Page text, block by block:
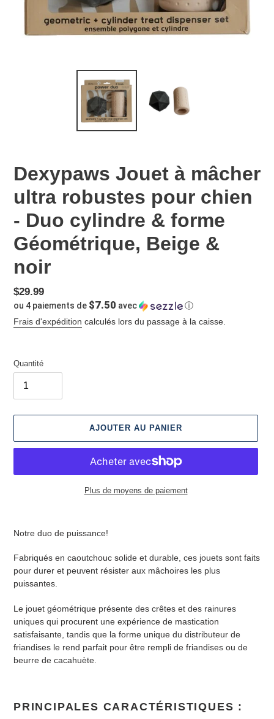
Dexypaws Jouet à mâcher
ultra robustes pour chien
- Duo cylindre & forme
Géométrique, Beige &
noir
Prix
normal
$29.99
ou 4 paiements de $7.50 avec
ⓘ
Frais d'expédition calculés lors du passage à la caisse.
Quantité
AJOUTER AU PANIER
Plus de moyens de paiement
à
panier
Notre duo de puissance!
Fabriqués en caoutchouc solide et durable, ces jouets sont faits
pour durer et peuvent résister aux mâchoires les plus
puissantes.
Le jouet géométrique présente des crêtes et des rainures
uniques qui procurent une expérience de mastication
satisfaisante, tandis que la forme unique du distributeur de
friandises le rend parfait pour être rempli de friandises ou de
beurre de cacahuète.
PRINCIPALES CARACTÉRISTIQUES :